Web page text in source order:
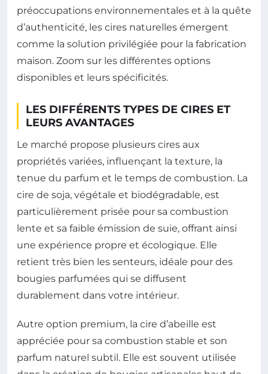
préoccupations environnementales et à la quête
d’authenticité, les cires naturelles émergent
comme la solution privilégiée pour la fabrication
maison. Zoom sur les différentes options
disponibles et leurs spécificités.
LES DIFFÉRENTS TYPES DE CIRES ET
LEURS AVANTAGES
Le marché propose plusieurs cires aux
propriétés variées, influençant la texture, la
tenue du parfum et le temps de combustion. La
cire de soja, végétale et biodégradable, est
particulièrement prisée pour sa combustion
lente et sa faible émission de suie, offrant ainsi
une expérience propre et écologique. Elle
retient très bien les senteurs, idéale pour des
bougies parfumées qui se diffusent
durablement dans votre intérieur.
Autre option premium, la cire d’abeille est
appréciée pour sa combustion stable et son
parfum naturel subtil. Elle est souvent utilisée